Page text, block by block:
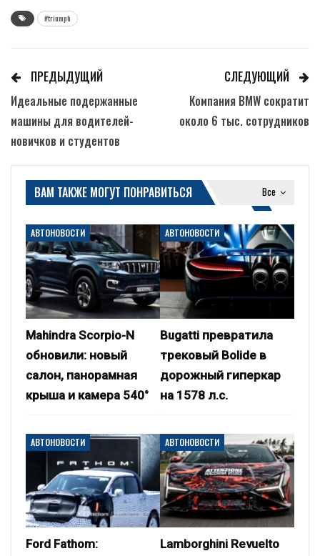
#triumph
ПРЕДЫДУЩИЙ
Идеальные подержанные
машины для водителей-
новичков и студентов
СЛЕДУЮЩИЙ
Компания BMW сократит
около 6 тыс. сотрудников
Все
ВАМ ТАКЖЕ МОГУТ ПОНРАВИТЬСЯ
АВТОНОВОСТИ
Mahindra Scorpio-N
обновили: новый
салон, панорамная
крыша и камера 540°
АВТОНОВОСТИ
Bugatti превратила
трековый Bolide в
дорожный гиперкар
на 1578 л.с.
АВТОНОВОСТИ
Ford Fathom:
АВТОНОВОСТИ
Lamborghini Revuelto